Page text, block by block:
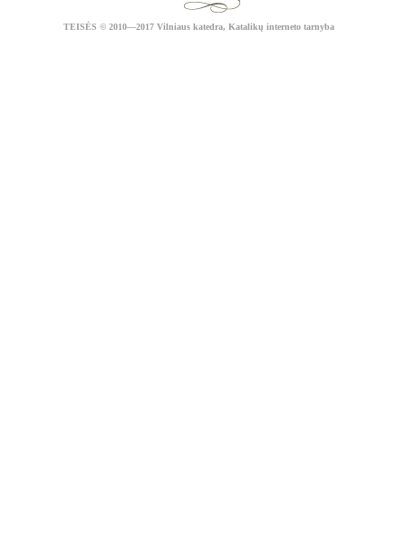
TEISĖS © 2010—2017 Vilniaus katedra, Katalikų interneto tarnyba